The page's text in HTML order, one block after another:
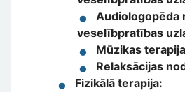
Audiologopēda
veselībpratības
Mūzikas
Relaksācijas
Fizikālā terapija: